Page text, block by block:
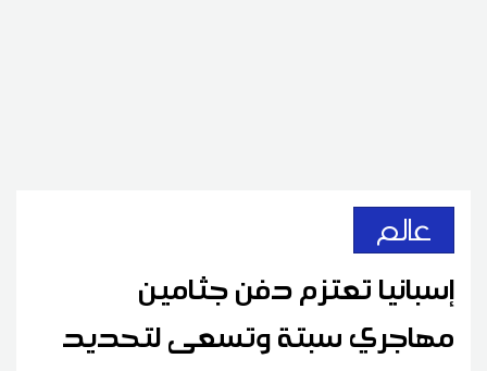
عالم
إسبانيا تعتزم دفن جثامين
مهاجري سبتة وتسعى لتحديد